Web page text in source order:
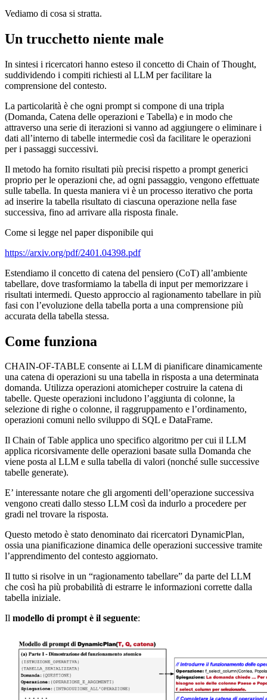
Vediamo di cosa si stratta.
Un trucchetto niente male
In sintesi i ricercatori hanno esteso il concetto di Chain of Thought,
suddividendo i compiti richiesti al LLM per facilitare la
comprensione del contesto.
La particolarità è che ogni prompt si compone di una tripla
(Domanda, Catena delle operazioni e Tabella) e in modo che
attraverso una serie di iterazioni si vanno ad aggiungere o eliminare i
dati all’interno di tabelle intermedie così da facilitare le operazioni
per i passaggi successivi.
Il metodo ha fornito risultati più precisi rispetto a prompt generici
proprio per le operazioni che, ad ogni passaggio, vengono effettuate
sulle tabella. In questa maniera vi è un processo iterativo che porta
ad inserire la tabella risultato di ciascuna operazione nella fase
successiva, fino ad arrivare alla risposta finale.
Come si legge nel paper disponibile qui
https://arxiv.org/pdf/2401.04398.pdf
Estendiamo il concetto di catena del pensiero (CoT) all’ambiente
tabellare, dove trasformiamo la tabella di input per memorizzare i
risultati intermedi. Questo approccio al ragionamento tabellare in più
fasi con l’evoluzione della tabella porta a una comprensione più
accurata della tabella stessa.
Come funziona
CHAIN-OF-TABLE consente ai LLM di pianificare dinamicamente
una catena di operazioni su una tabella in risposta a una determinata
domanda. Utilizza operazioni atomicheper costruire la catena di
tabelle. Queste operazioni includono l’aggiunta di colonne, la
selezione di righe o colonne, il raggruppamento e l’ordinamento,
operazioni comuni nello sviluppo di SQL e DataFrame.
Il Chain of Table applica uno specifico algoritmo per cui il LLM
applica ricorsivamente delle operazioni basate sulla Domanda che
viene posta al LLM e sulla tabella di valori (nonché sulle successive
tabelle generate).
E’ interessante notare che gli argomenti dell’operazione successiva
vengono creati dallo stesso LLM così da indurlo a procedere per
gradi nel trovare la risposta.
Questo metodo è stato denominato dai ricercatori DynamicPlan,
ossia una pianificazione dinamica delle operazioni successive tramite
l’apprendimento del contesto aggiornato.
Il tutto si risolve in un “ragionamento tabellare” da parte del LLM
che così ha più probabilità di estrarre le informazioni corrette dalla
tabella iniziale.
Il modello di prompt è il seguente: